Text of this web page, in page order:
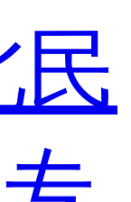
民